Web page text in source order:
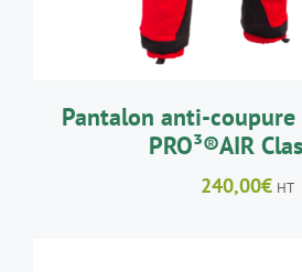
Pantalon anti-coupure
PRO³®AIR
240,00€ HT